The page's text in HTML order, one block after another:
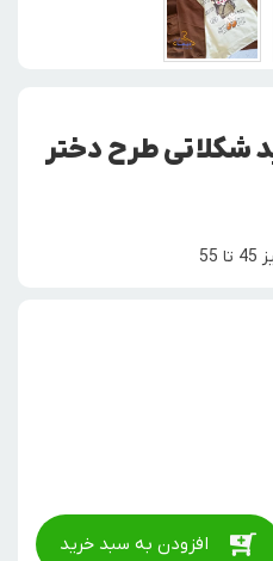
شکلاتی طرح دختر
افزودن به سبد خرید